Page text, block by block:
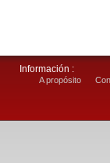
Información :
A propósito